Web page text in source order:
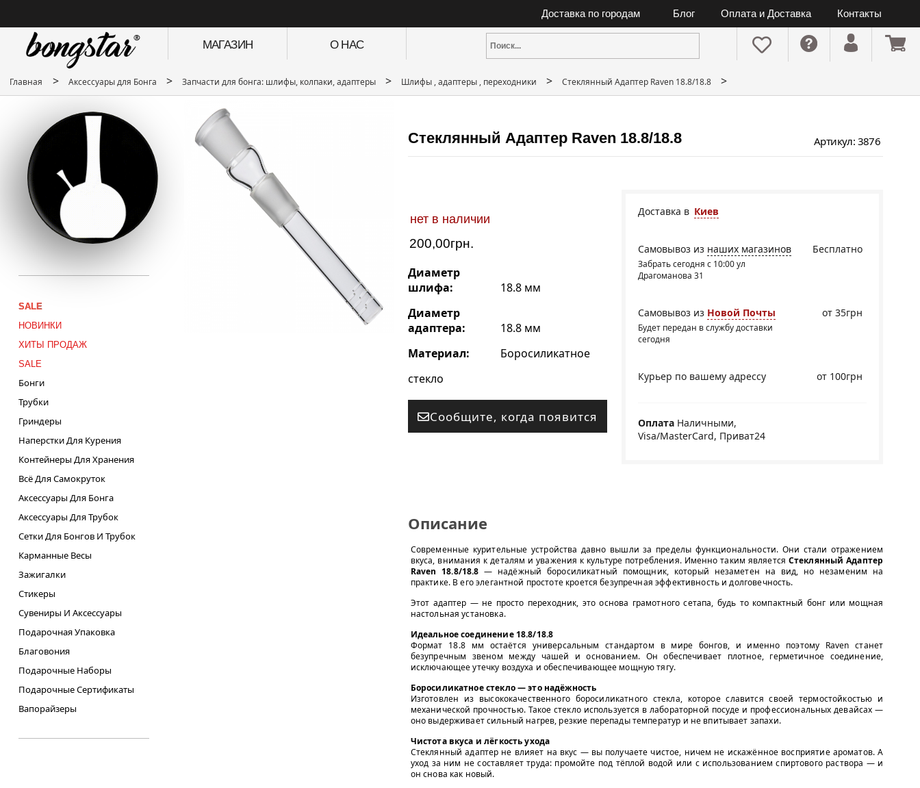
Доставка по городам Блог Оплата и Доставка Контакты
МАГАЗИН О НАС
Главная > Аксессуары для Бонга > Запчасти для бонга: шлифы, колпаки, адаптеры > Шлифы , адаптеры , переходники > Стеклянный Адаптер Raven 18.8/18.8 >
SALE
НОВИНКИ
ХИТЫ ПРОДАЖ
SALE
Бонги
Трубки
Гриндеры
Наперстки Для Курения
Контейнеры Для Хранения
Всё Для Самокруток
Аксессуары Для Бонга
Аксессуары Для Трубок
Сетки Для Бонгов И Трубок
Карманные Весы
Зажигалки
Стикеры
Сувениры И Аксессуары
Подарочная Упаковка
Благовония
Подарочные Наборы
Подарочные Сертификаты
Вапорайзеры
Стеклянный Адаптер Raven 18.8/18.8 Артикул: 3876
нет в наличии
200,00грн.
Диаметр
шлифа:
18.8 мм
Диаметр
адаптера:
18.8 мм
Материал:
Боросиликатное
стекло
Сообщите, когда появится
Доставка в Киев
Бесплатно
Самовывоз из наших магазинов
Забрать сегодня с 10:00 ул
Драгоманова 31
Самовывоз из Новой Почты
Будет передан в службу доставки
сегодня
от 35грн
Курьер по вашему адрессу от 100грн
Оплата Наличными,
Visa/MasterCard, Приват24
Описание
Современные курительные устройства давно вышли за пределы функциональности. Они стали отражением
вкуса, внимания к деталям и уважения к культуре потребления. Именно таким является Стеклянный Адаптер
Raven 18.8/18.8 — надёжный боросиликатный помощник, который незаметен на вид, но незаменим на
практике. В его элегантной простоте кроется безупречная эффективность и долговечность.
Этот адаптер — не просто переходник, это основа грамотного сетапа, будь то компактный бонг или мощная
настольная установка.
Идеальное соединение 18.8/18.8
Формат 18.8 мм остаётся универсальным стандартом в мире бонгов, и именно поэтому Raven станет
безупречным звеном между чашей и основанием. Он обеспечивает плотное, герметичное соединение,
исключающее утечку воздуха и обеспечивающее мощную тягу.
Боросиликатное стекло — это надёжность
Изготовлен из высококачественного боросиликатного стекла, которое славится своей термостойкостью и
механической прочностью. Такое стекло используется в лабораторной посуде и профессиональных девайсах —
оно выдерживает сильный нагрев, резкие перепады температур и не впитывает запахи.
Чистота вкуса и лёгкость ухода
Стеклянный адаптер не влияет на вкус — вы получаете чистое, ничем не искажённое восприятие ароматов. А
уход за ним не составляет труда: промойте под тёплой водой или с использованием спиртового раствора — и
он снова как новый.